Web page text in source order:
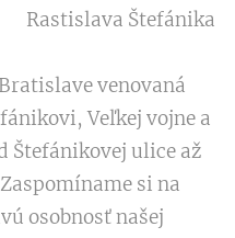
Rastislava Štefánika
venovaná
Veľkej vojne a
Štefánikovej ulice až
si na
osobnosť našej